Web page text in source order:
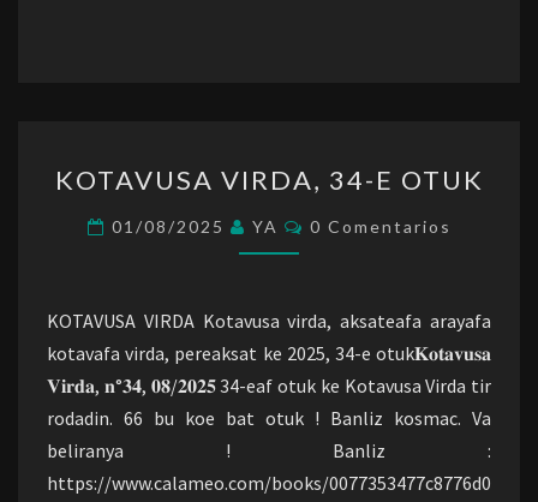
VIRDA,
34-
E
KOTAVUSA VIRDA, 34-E OTUK
01/08/2025 YA Comentarios
0 Comentarios
KOTAVUSA VIRDA Kotavusa virda, aksateafa arayafa
kotavafa virda, pereaksat ke 2025, 34-e otuk𝐊𝐨𝐭𝐚𝐯𝐮𝐬𝐚
𝐕𝐢𝐫𝐝𝐚, 𝐧°𝟑𝟒, 𝟎𝟖/𝟐𝟎𝟐𝟓 34-eaf otuk ke Kotavusa Virda tir
rodadin. 66 bu koe bat otuk ! Banliz kosmac. Va
beliranya ! Banliz :
https://www.calameo.com/books/0077353477c8776d0